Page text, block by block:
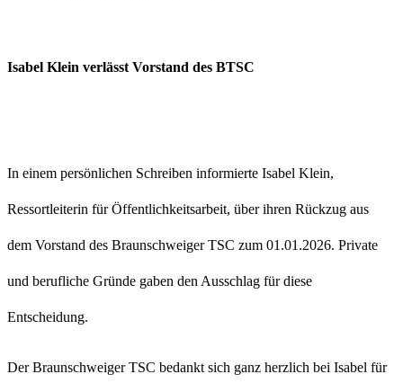
Isabel Klein verlässt Vorstand des BTSC
In einem persönlichen Schreiben informierte Isabel Klein,
Ressortleiterin für Öffentlichkeitsarbeit, über ihren Rückzug aus
dem Vorstand des Braunschweiger TSC zum 01.01.2026. Private
und berufliche Gründe gaben den Ausschlag für diese
Entscheidung.
Der Braunschweiger TSC bedankt sich ganz herzlich bei Isabel für